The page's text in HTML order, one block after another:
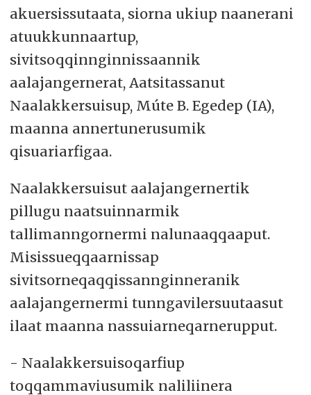
akuersissutaata, siorna ukiup naanerani
atuukkunnaartup,
sivitsoqqinnginnissaannik
aalajangernerat, Aatsitassanut
Naalakkersuisup, Múte B. Egedep (IA),
maanna annertunerusumik
qisuariarfigaa.
Naalakkersuisut aalajangernertik
pillugu naatsuinnarmik
tallimanngornermi nalunaaqqaaput.
Misissueqqaarnissap
sivitsorneqaqqissannginneranik
aalajangernermi tunngavilersuutaasut
ilaat maanna nassuiarneqarnerupput.
- Naalakkersuisoqarfiup
toqqammaviusumik naliliinera